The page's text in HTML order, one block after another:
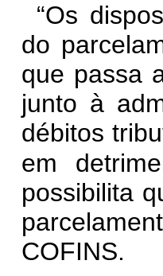
“Os
do
que passa
junto à
débitos
em
possibilita
COFINS.